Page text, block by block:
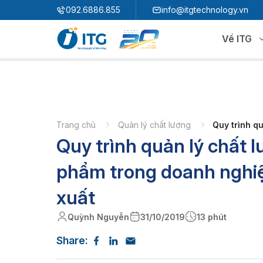
092.6886.855 info@itgtechnology.vn
Về ITG
Giải pháp quản trị hoạch định nguồn lực
3S i​FACTORY
Giải pháp nhà máy thông minh
3S WMS
3S MES
3S MMS
3S F-INSIGHT
Trang chủ Quản lý chất lượng Quy trình
Quy trình quản lý chất
phẩm trong doanh
xuất
Quỳnh Nguyễn 31/10/2019 13 phút
Share: